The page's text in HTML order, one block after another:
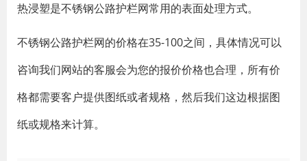
热浸塑是不锈钢公路护栏网常用的表面处理方式。
不锈钢公路护栏网的价格在35-100之间，具体情况可以
咨询我们网站的客服会为您的报价价格也合理，所有价
格都需要客户提供图纸或者规格，然后我们这边根据图
纸或规格来计算。